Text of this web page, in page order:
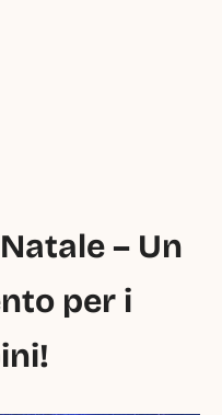
– Un
per i